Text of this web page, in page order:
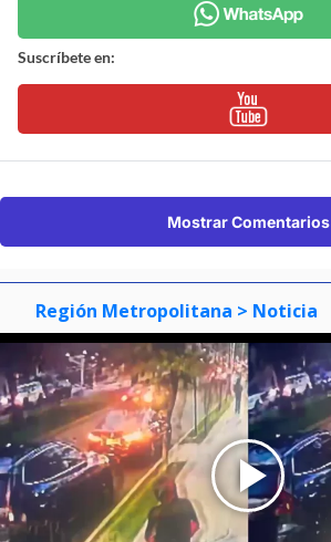
Suscríbete en:
Mostrar Comentarios
Región Metropolitana > Noticia